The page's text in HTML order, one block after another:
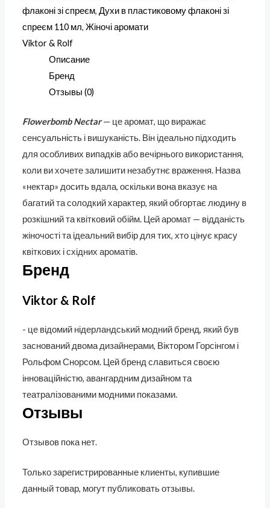
флаконі зі спреєм,Духи в пластиковому флаконі зі
спреєм 110 мл,Жіночі аромати
Viktor & Rolf
Описание
Бренд
Отзывы (0)
Flowerbomb Nectar— це аромат, що виражає
сенсуальність і вишуканість. Він ідеально підходить
для особливих випадків або вечірнього використання,
коли ви хочете залишити незабутнє враження. Назва
«нектар» досить вдала, оскільки вона вказує на
багатий та солодкий характер, який обгортає людину в
розкішний та квітковий обійм. Цей аромат — відданість
жіночості та ідеальний вибір для тих, хто цінує красу
квіткових і східних ароматів.
Бренд
Viktor & Rolf
- це відомий нідерландський модний бренд, який був
заснований двома дизайнерами, Віктором Горсінгом і
Рольфом Снорсом. Цей бренд славиться своєю
інноваційністю, авангардним дизайном та
театралізованими модними показами.
Отзывы
Отзывов пока нет.
Только зарегистрированные клиенты, купившие
данный товар, могут публиковать отзывы.